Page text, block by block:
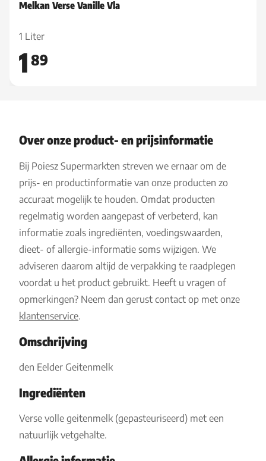
Melkan Verse Vanille Vla
1 Liter
1 89
Over onze product- en prijsinformatie
Bij Poiesz Supermarkten streven we ernaar om de
prijs- en productinformatie van onze producten zo
accuraat mogelijk te houden. Omdat producten
regelmatig worden aangepast of verbeterd, kan
informatie zoals ingrediënten, voedingswaarden,
dieet- of allergie-informatie soms wijzigen. We
adviseren daarom altijd de verpakking te raadplegen
voordat u het product gebruikt. Heeft u vragen of
opmerkingen? Neem dan gerust contact op met onze
klantenservice.
Omschrijving
den Eelder Geitenmelk
Ingrediënten
Verse volle geitenmelk (gepasteuriseerd) met een
natuurlijk vetgehalte.